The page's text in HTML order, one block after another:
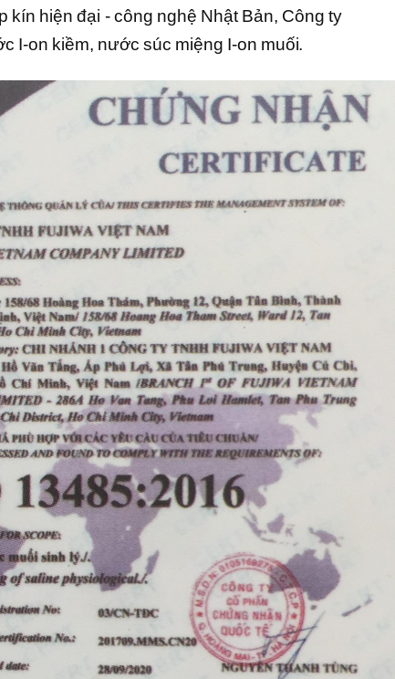
kín hiện đại - công nghệ Nhật Bản, Công ty
I-on kiềm, nước súc miệng I-on muối.